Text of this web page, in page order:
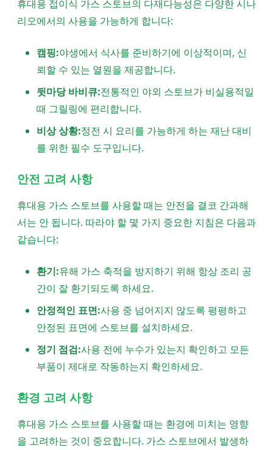
휴대용 접이식 가스 스토브의 다재다능성은 다양한 시나
리오에서의 사용을 가능하게 합니다:
캠핑:야생에서 식사를 준비하기에 이상적이며, 신
뢰할 수 있는 열원을 제공합니다.
뒷마당 바비큐:전통적인 야외 스토브가 비실용적일
때 그릴링에 편리합니다.
비상 상황:정전 시 요리를 가능하게 하는 재난 대비
를 위한 필수 도구입니다.
안전 고려 사항
휴대용 가스 스토브를 사용할 때는 안전을 결코 간과해
서는 안 됩니다. 따라야 할 몇 가지 중요한 지침은 다음과
같습니다:
환기:유해 가스 축적을 방지하기 위해 항상 조리 공
간이 잘 환기되도록 하세요.
안정적인 표면:사용 중 넘어지지 않도록 평평하고
안정된 표면에 스토브를 설치하세요.
정기 점검:사용 전에 누수가 있는지 확인하고 모든
부품이 제대로 작동하는지 확인하세요.
환경 고려 사항
휴대용 가스 스토브를 사용할 때는 환경에 미치는 영향
을 고려하는 것이 중요합니다. 가스 스토브에서 발생하